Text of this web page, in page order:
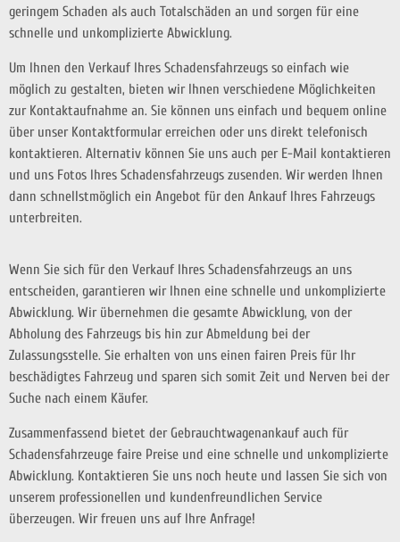
geringem Schaden als auch Totalschäden an und sorgen für eine
schnelle und unkomplizierte Abwicklung.
Um Ihnen den Verkauf Ihres Schadensfahrzeugs so einfach wie
möglich zu gestalten, bieten wir Ihnen verschiedene Möglichkeiten
zur Kontaktaufnahme an. Sie können uns einfach und bequem online
über unser Kontaktformular erreichen oder uns direkt telefonisch
kontaktieren. Alternativ können Sie uns auch per E-Mail kontaktieren
und uns Fotos Ihres Schadensfahrzeugs zusenden. Wir werden Ihnen
dann schnellstmöglich ein Angebot für den Ankauf Ihres Fahrzeugs
unterbreiten.
Wenn Sie sich für den Verkauf Ihres Schadensfahrzeugs an uns
entscheiden, garantieren wir Ihnen eine schnelle und unkomplizierte
Abwicklung. Wir übernehmen die gesamte Abwicklung, von der
Abholung des Fahrzeugs bis hin zur Abmeldung bei der
Zulassungsstelle. Sie erhalten von uns einen fairen Preis für Ihr
beschädigtes Fahrzeug und sparen sich somit Zeit und Nerven bei der
Suche nach einem Käufer.
Zusammenfassend bietet der Gebrauchtwagenankauf auch für
Schadensfahrzeuge faire Preise und eine schnelle und unkomplizierte
Abwicklung. Kontaktieren Sie uns noch heute und lassen Sie sich von
unserem professionellen und kundenfreundlichen Service
überzeugen. Wir freuen uns auf Ihre Anfrage!